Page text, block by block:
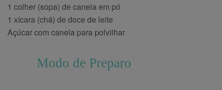
1 colher (sopa) de canela em pó
1 xícara (chá) de doce de leite
Açúcar com canela para polvilhar
Modo de Preparo